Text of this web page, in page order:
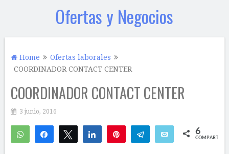
Ofertas y Negocios
Home
Ofertas laborales
COORDINADOR CONTACT CENTER
COORDINADOR CONTACT CENTER
3 junio, 2016
WhatsAppCompartirTwittear Compartir Telegram Email 6
COMPARTIR